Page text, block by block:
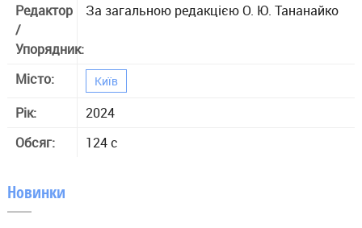
Редактор
/
Упорядник:
За загальною редакцією О. Ю. Тананайко
Місто: Київ
Рік:
2024
Обсяг:
124 с
Новинки